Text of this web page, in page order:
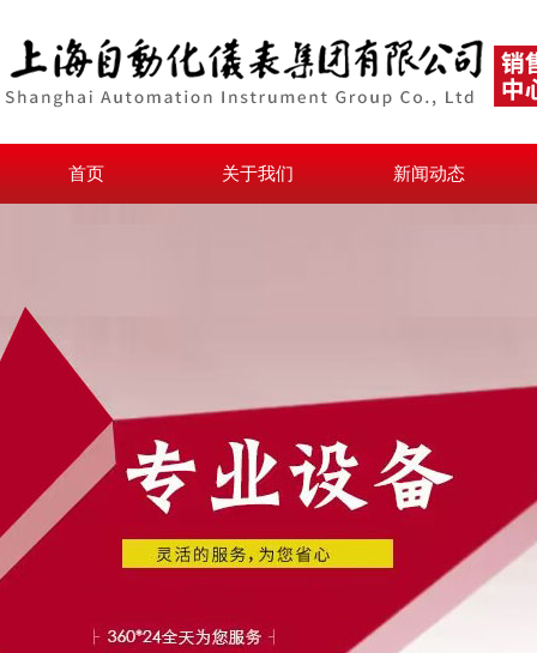
首页 关于我们 新闻动态